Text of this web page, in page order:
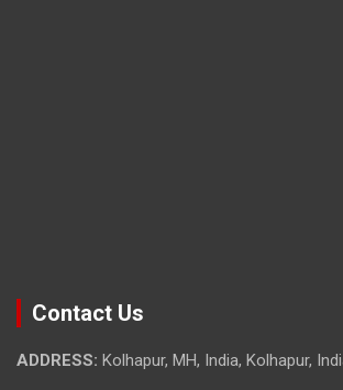
Contact Us
ADDRESS: Kolhapur, MH, India, Kolhapur,